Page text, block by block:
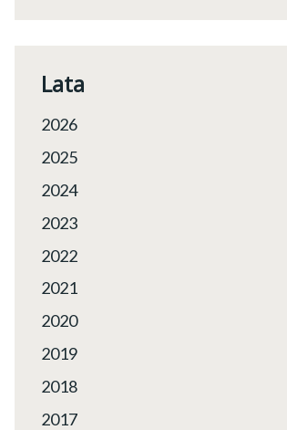
Lata
2026
2025
2024
2023
2022
2021
2020
2019
2018
2017